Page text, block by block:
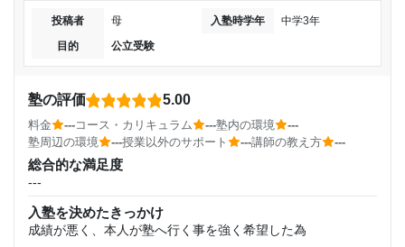
---
---
月額料金
目的の達成度
塾内の環境
塾周辺の環境
駅近で便利です
授業以外のサポート
(相談・面談、家庭学習のサポート、授業以外のコミュニケーション等)
先生、塾長が話しやすいです
利用詳細
通塾期間
投稿者 母 入塾時学年
中学3年
目的
公立受験
塾の評価 5.00
料金 ---コース・カリキュラム ---塾内の環境
---
塾周辺の環境
---授業以外のサポート ---講師の教え方 ---
総合的な満足度
---
入塾を決めたきっかけ
成績が悪く、本人が塾へ行く事を強く希望した為